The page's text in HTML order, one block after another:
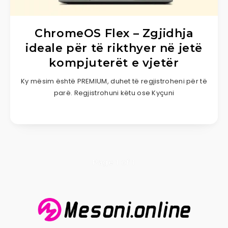
ChromeOS Flex – Zgjidhja
ideale për të rikthyer në jetë
kompjuterët e vjetër
Ky mësim është PREMIUM, duhet të regjistroheni për të
parë. Regjistrohuni këtu ose Kyçuni